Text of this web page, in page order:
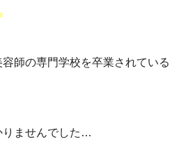
師の専門学校を卒業されている
りませんでした…